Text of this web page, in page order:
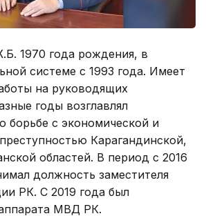
1970 года рождения, в
системе с 1993 года. Имеет
на руководящих
годы возглавлял
борьбе с экономической и
Карагандинской,
областей. В период с 2016
должность заместителя
РК. С 2019 года был
МВД РК.